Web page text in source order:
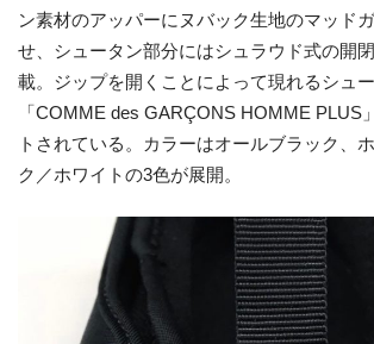
ン素材のアッパーにヌバック生地のマッド
せ、シュータン部分にはシュラウド式の開
載。ジップを開くことによって現れるシュ
「COMME des GARÇONS HOMME PLUS
トされている。カラーはオールブラック、
ク／ホワイトの3色が展開。